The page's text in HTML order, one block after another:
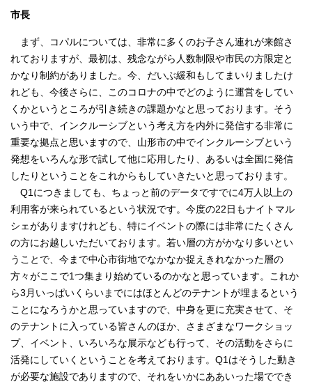
市長
まず、コパルについては、非常に多くのお子さん連れが来館さ
れておりますが、最初は、残念ながら人数制限や市民の方限定と
かなり制約がありました。今、だいぶ緩和もしてまいりましたけ
れども、今後さらに、このコロナの中でどのように運営をしてい
くかというところが引き続きの課題かなと思っております。そう
いう中で、インクルーシブという考え方を内外に発信する非常に
重要な拠点と思いますので、山形市の中でインクルーシブという
発想をいろんな形で試して他に応用したり、あるいは全国に発信
したりということをこれからもしていきたいと思っております。
Q1につきましても、ちょっと前のデータですでに4万人以上の
利用客が来られているという状況です。今度の22日もナイトマル
シェがありますけれども、特にイベントの際には非常にたくさん
の方にお越しいただいております。若い層の方がかなり多いとい
うことで、今まで中心市街地でなかなか捉えきれなかった層の
方々がここで1つ集まり始めているのかなと思っています。これか
ら3月いっぱいくらいまでにはほとんどのテナントが埋まるという
ことになろうかと思っていますので、中身を更に充実させて、そ
のテナントに入っている皆さんのほか、さまざまなワークショッ
プ、イベント、いろいろな展示なども行って、その活動をさらに
活発にしていくということを考えております。Q1はそうした動き
が必要な施設でありますので、それをいかにああいった場ででき